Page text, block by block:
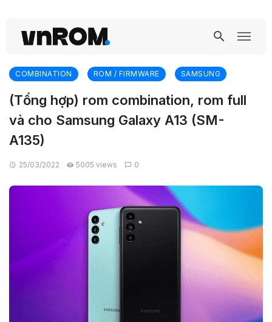
COMBINATION ROM / FIRMWARE SAMSUNG
(Tổng hợp) rom combination, rom full
và cho Samsung Galaxy A13 (SM-
A135)
25/03/2022 5005 views 0